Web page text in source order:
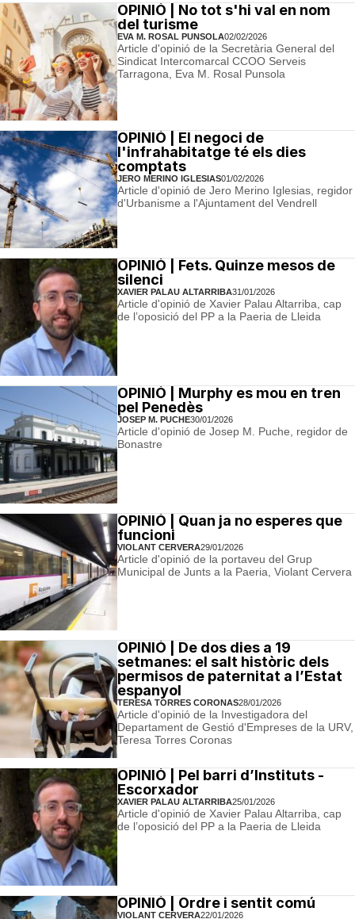
OPINIÓ | No tot s'hi val en nom
del turisme
EVA M. ROSAL PUNSOLA02/02/2026
Article d'opinió de la Secretària General del
Sindicat Intercomarcal CCOO Serveis
Tarragona, Eva M. Rosal Punsola
OPINIÓ | El negoci de
l'infrahabitatge té els dies
comptats
JERO MERINO IGLESIAS01/02/2026
Article d'opinió de Jero Merino Iglesias, regidor
d'Urbanisme a l'Ajuntament del Vendrell
OPINIÓ | Fets. Quinze mesos de
silenci
XAVIER PALAU ALTARRIBA31/01/2026
Article d'opinió de Xavier Palau Altarriba, cap
de l’oposició del PP a la Paeria de Lleida
OPINIÓ | Murphy es mou en tren
pel Penedès
JOSEP M. PUCHE30/01/2026
Article d'opinió de Josep M. Puche, regidor de
Bonastre
OPINIÓ | Quan ja no esperes que
funcioni
VIOLANT CERVERA29/01/2026
Article d'opinió de la portaveu del Grup
Municipal de Junts a la Paeria, Violant Cervera
OPINIÓ | De dos dies a 19
setmanes: el salt històric dels
permisos de paternitat a l’Estat
espanyol
TERESA TORRES CORONAS28/01/2026
Article d'opinió de la Investigadora del
Departament de Gestió d'Empreses de la URV,
Teresa Torres Coronas
OPINIÓ | Pel barri d’Instituts -
Escorxador
XAVIER PALAU ALTARRIBA25/01/2026
Article d'opinió de Xavier Palau Altarriba, cap
de l’oposició del PP a la Paeria de Lleida
OPINIÓ | Ordre i sentit comú
VIOLANT CERVERA22/01/2026